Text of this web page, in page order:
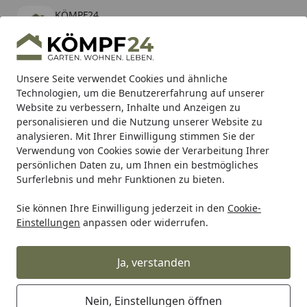
Unsere Seite verwendet Cookies und ähnliche
Technologien, um die Benutzererfahrung auf unserer
Website zu verbessern, Inhalte und Anzeigen zu
personalisieren und die Nutzung unserer Website zu
analysieren. Mit Ihrer Einwilligung stimmen Sie der
Verwendung von Cookies sowie der Verarbeitung Ihrer
persönlichen Daten zu, um Ihnen ein bestmögliches
Surferlebnis und mehr Funktionen zu bieten.
Sie können Ihre Einwilligung jederzeit in den Cookie-
Einstellungen anpassen oder widerrufen.
Ja, verstanden
Nein, Einstellungen öffnen
KÖMPF24
kostenlos - Im App Store
Hotline
Alle Produkte
Mein Konto
Suchen
Karibu Pools inkl. gratis Sandfilteranlage & Pool-
Starterset (Gesamtwert bis 468,99€)
Startseite
Grill Weber Ersatzteil COOKBOX FIXED ASSY DRO 30IN
Weber Ersatzteil COOKBOX FIXED
ASSY DRO 30IN GR24 BB (2401322)